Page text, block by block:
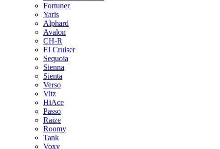
Fortuner
Yaris
Alphard
Avalon
CH-R
FJ Cruiser
Sequoia
Sienna
Sienta
Verso
Vitz
HiAce
Passo
Raize
Roomy
Tank
Voxy